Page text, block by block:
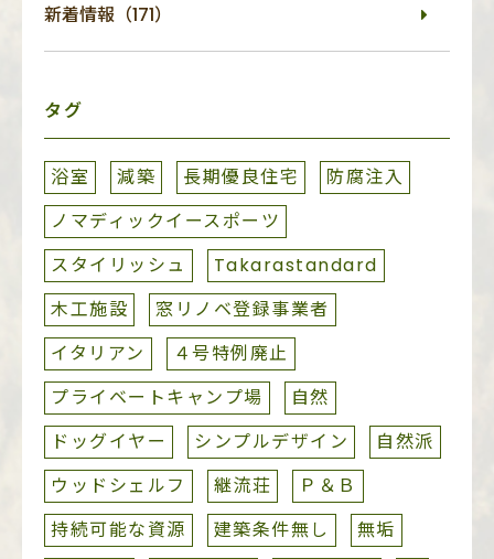
新着情報（171）
タグ
浴室 減築 長期優良住宅
防腐注入
ノマディックイースポーツ
スタイリッシュ
Takarastandard
木工施設
窓リノベ登録事業者
イタリアン
４号特例廃止
プライベートキャンプ場
自然
ドッグイヤー
シンプルデザイン
自然派
ウッドシェルフ
継流荘
Ｐ＆Ｂ
持続可能な資源
建築条件無し
無垢